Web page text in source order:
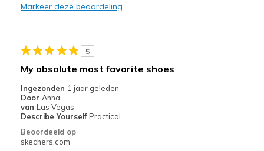
View On Shoes
Shoes are for Wearing
Markeer deze beoordeling
5
My absolute most favorite shoes
Ingezonden 1 jaar geleden
Door Anna
van Las Vegas
Describe Yourself Practical
Beoordeeld op
skechers.com